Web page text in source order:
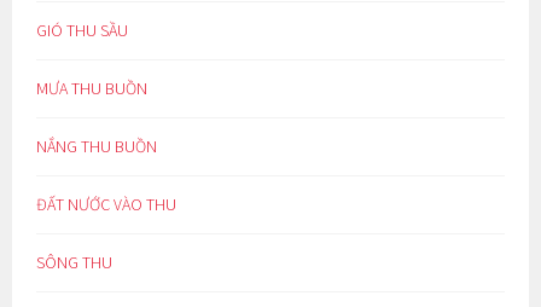
GIÓ THU SẦU
MƯA THU BUỒN
NẮNG THU BUỒN
ĐẤT NƯỚC VÀO THU
SÔNG THU